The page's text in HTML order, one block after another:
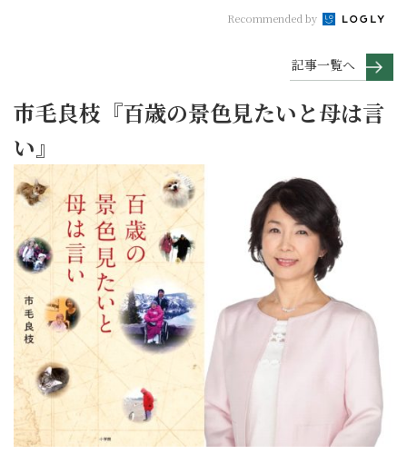
Recommended by
記事一覧へ
市毛良枝『百歳の景色見たいと母は言
い』